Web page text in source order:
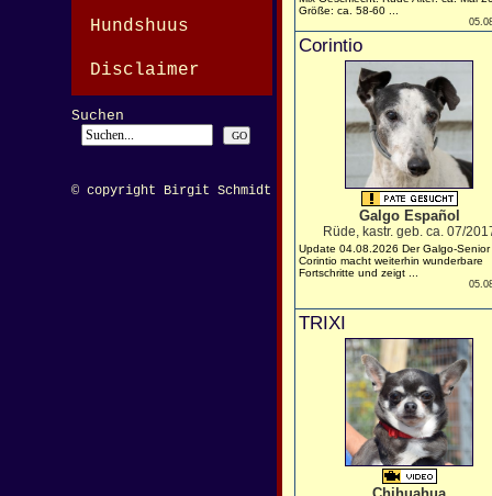
Hundshuus
Disclaimer
Suchen
© copyright Birgit Schmidt
Größe: ca. 58-60 ...
Corintio
Galgo Español
Rüde, kastr. geb. ca. 07/
Update 04.08.2026 Der Galgo-Senior
Corintio macht weiterhin wunderbare
Fortschritte und zeigt ...
TRIXI